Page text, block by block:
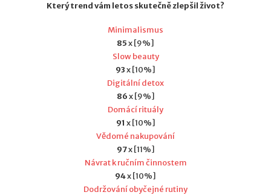
Který trend vám letos skutečně zlepšil život?
Minimalismus
85x [9%]
Slow beauty
93x [10%]
Digitální detox
86x [9%]
Domácí rituály
91 x [10%]
Vědomé nakupování
97x [11%]
Návrat k ručním činnostem
94x [10%]
Dodržování obyčejné rutiny